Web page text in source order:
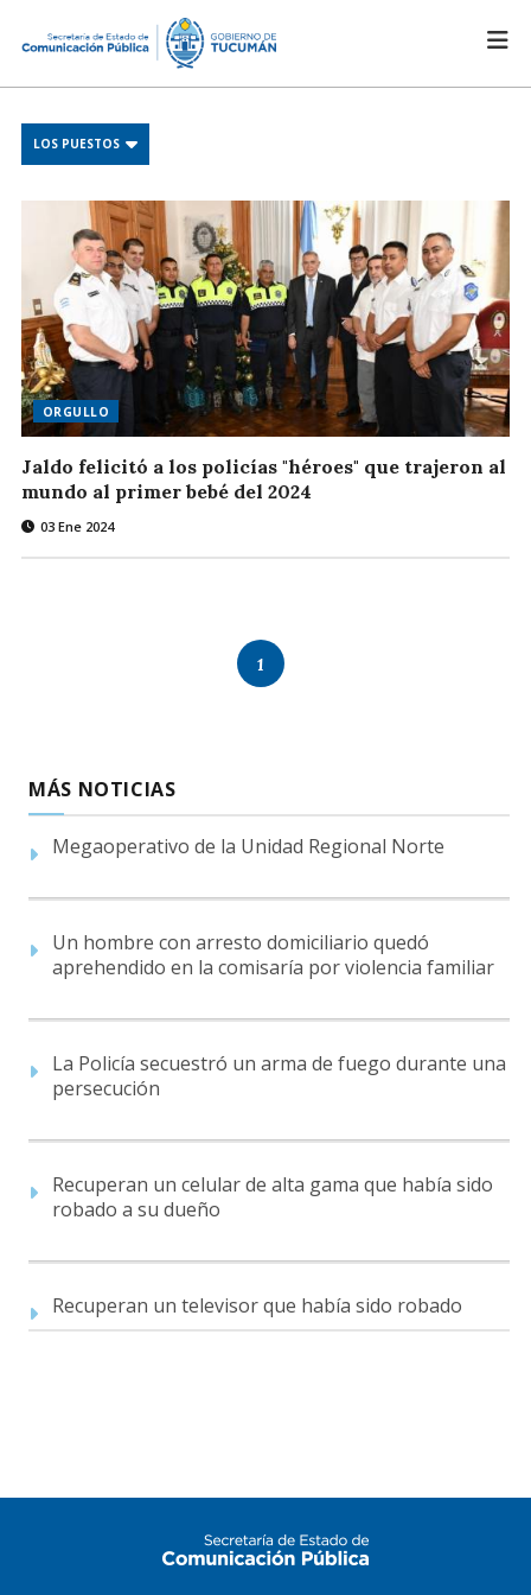
LOS PUESTOS
ORGULLO
Jaldo felicitó a los policías "héroes" que trajeron al
mundo al primer bebé del 2024
03 Ene 2024
1
MÁS NOTICIAS
Megaoperativo de la Unidad Regional Norte
Un hombre con arresto domiciliario quedó
aprehendido en la comisaría por violencia familiar
La Policía secuestró un arma de fuego durante una
persecución
Recuperan un celular de alta gama que había sido
robado a su dueño
Recuperan un televisor que había sido robado